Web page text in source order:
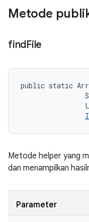
Metode
findFile
public static
Metode helper yang
dan menampilkan
Parameter